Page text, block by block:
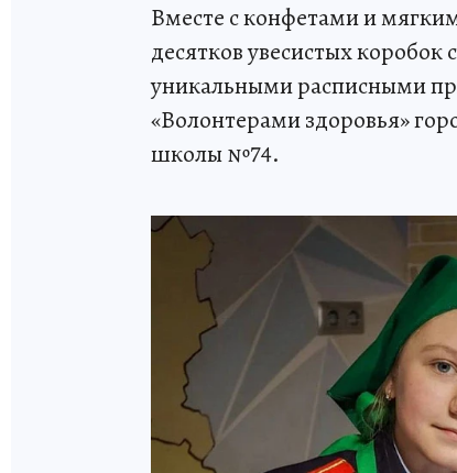
Вместе с конфетами и
десятков увесистых
уникальными расписными
«Волонтерами здоровья»
школы №74.